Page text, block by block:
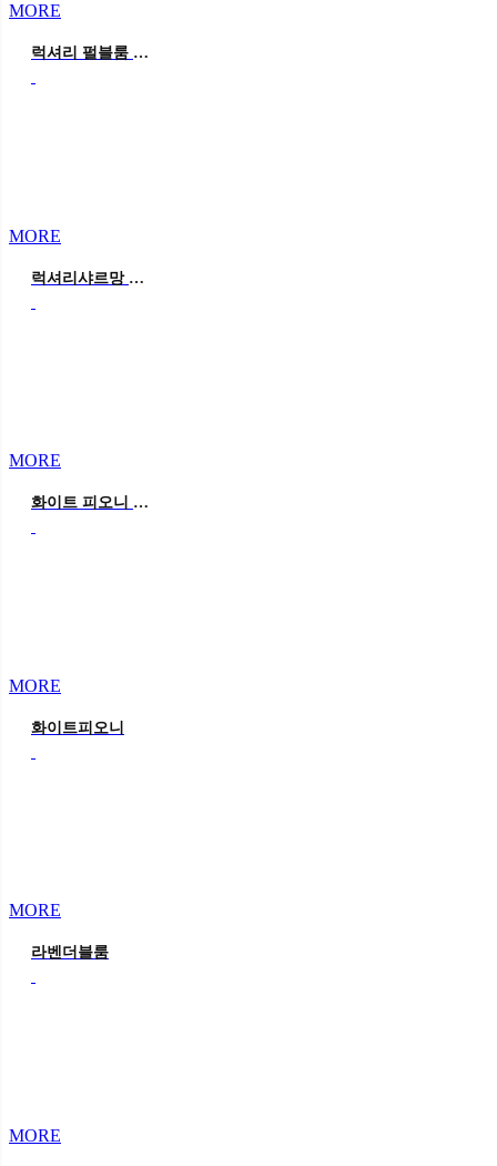
MORE
럭셔리 펄블룸 웨딩
MORE
럭셔리샤르망 블루 웨딩
MORE
화이트 피오니 웨딩
MORE
화이트피오니
MORE
라벤더블룸
MORE